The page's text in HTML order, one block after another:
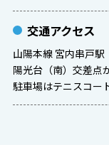
交通アクセス
山陽本線 宮内串戸駅
陽光台（南）交差点
駐車場はテニスコー